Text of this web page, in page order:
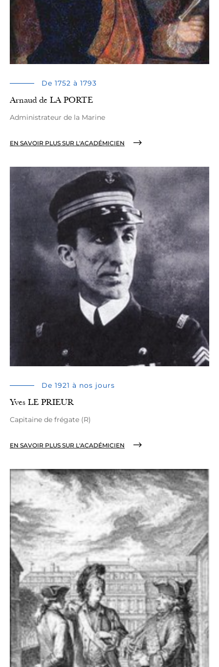
De 1752 à 1793
Arnaud de LA PORTE
Administrateur de la Marine
EN SAVOIR PLUS SUR L'ACADÉMICIEN
De 1921 à nos jours
Yves LE PRIEUR
Capitaine de frégate (R)
EN SAVOIR PLUS SUR L'ACADÉMICIEN